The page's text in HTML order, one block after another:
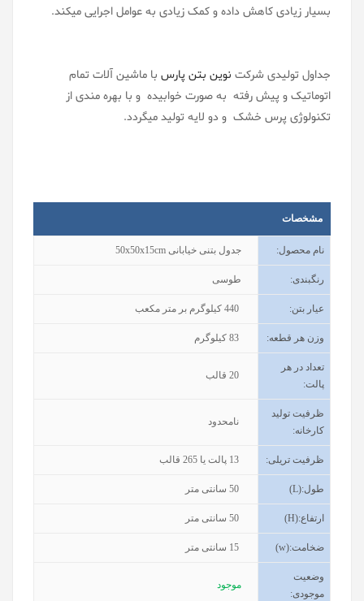
بسیار زیادی کاهش داده و کمک زیادی به عوامل اجرایی میکند.
جداول تولیدی شرکت نوین بتن پارس با ماشین آلات تمام
اتوماتیک و پیش رفته به صورت خوابیده و با بهره مندی از
تکنولوژی پرس خشک و دو لایه تولید میگردد.
مشخصات
نام محصول: جدول بتنی خیابانی 50x50x15cm
رنگبندی: طوسی
عیار بتن:
440 کیلوگرم بر متر مکعب
وزن هر قطعه:
83 کیلوگرم
تعداد در هر
پالت:
20 قالب
ظرفیت تولید
کارخانه:
نامحدود
ظرفیت تریلی:
13 پالت یا 265 قالب
طول(L):
50 سانتی متر
ارتفاع(H):
50 سانتی متر
ضخامت(w):
15 سانتی متر
وضعیت
موجودی:
موجود